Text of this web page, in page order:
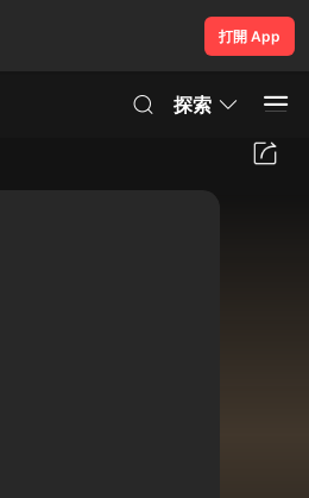
打開 App
探索